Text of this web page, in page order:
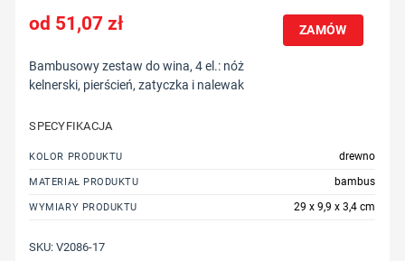
51,07zł ZAMÓW
Bambusowy zestaw do wina, 4 el.: nóż
kelnerski, pierścień, zatyczka i nalewak
SPECYFIKACJA
KOLOR PRODUKTU drewno
MATERIAŁ PRODUKTU bambus
WYMIARY PRODUKTU 29 x 9,9 x 3,4 cm
SKU:V2086-17